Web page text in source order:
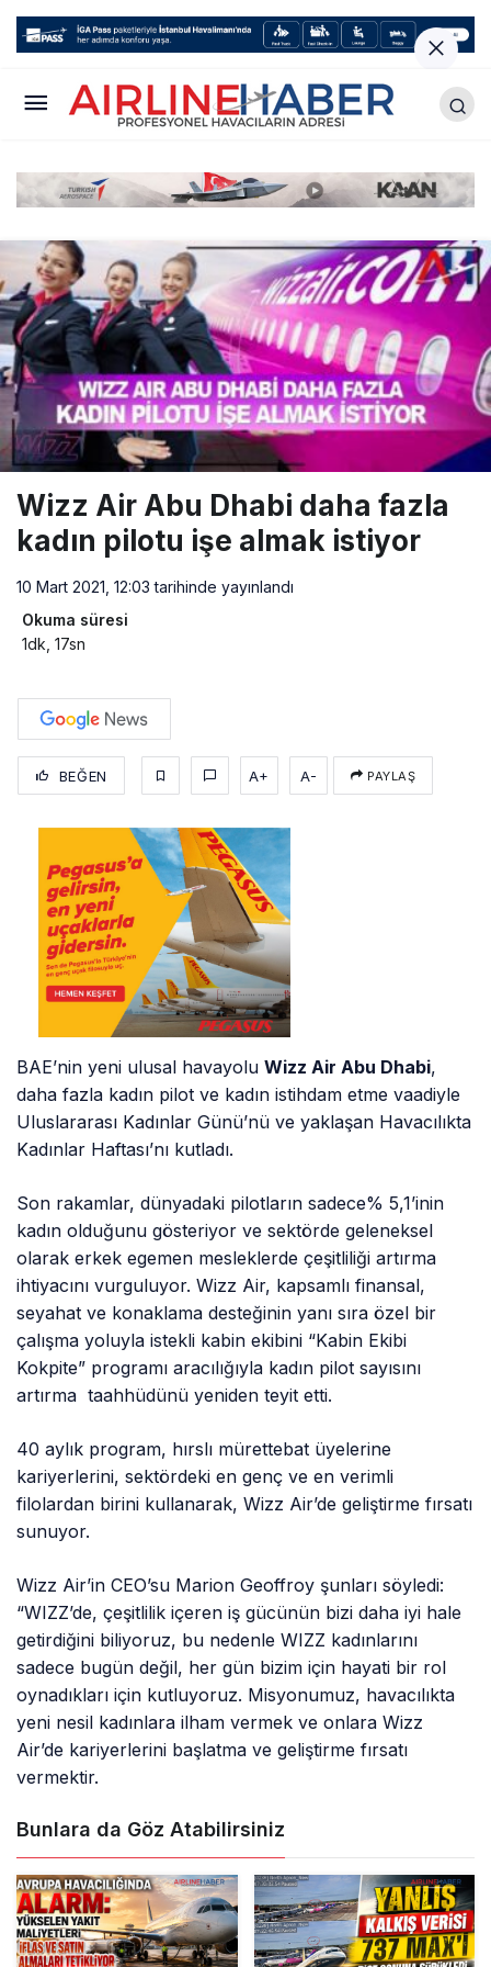
Wizz Air Abu Dhabi daha fazla
kadın pilotu işe almak istiyor
10 Mart 2021, 12:03 tarihinde yayınlandı
Okuma süresi
1dk, 17sn
BEĞEN A+ A- PAYLAŞ
BAE’nin yeni ulusal havayoluWizz Air Abu Dhabi,
daha fazla kadın pilot ve kadın istihdam etme vaadiyle
Uluslararası Kadınlar Günü’nü ve yaklaşan Havacılıkta
Kadınlar Haftası’nı kutladı.
Son rakamlar, dünyadaki pilotların sadece% 5,1’inin
kadın olduğunu gösteriyor ve sektörde geleneksel
olarak erkek egemen mesleklerde çeşitliliği artırma
ihtiyacını vurguluyor. Wizz Air, kapsamlı finansal,
seyahat ve konaklama desteğinin yanı sıra özel bir
çalışma yoluyla istekli kabin ekibini “Kabin Ekibi
Kokpite” programı aracılığıyla kadın pilot sayısını
artırma taahhüdünü yeniden teyit etti.
40 aylık program, hırslı mürettebat üyelerine
kariyerlerini, sektördeki en genç ve en verimli
filolardan birini kullanarak, Wizz Air’de geliştirme fırsatı
sunuyor.
Wizz Air’in CEO’su Marion Geoffroy şunları söyledi:
“WIZZ’de, çeşitlilik içeren iş gücünün bizi daha iyi hale
getirdiğini biliyoruz, bu nedenle WIZZ kadınlarını
sadece bugün değil, her gün bizim için hayati bir rol
oynadıkları için kutluyoruz. Misyonumuz, havacılıkta
yeni nesil kadınlara ilham vermek ve onlara Wizz
Air’de kariyerlerini başlatma ve geliştirme fırsatı
vermektir.
Bunlara da Göz Atabilirsiniz